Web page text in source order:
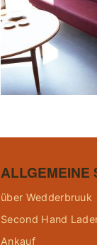
ALLGEMEINE
über Wedderbruuk
Second Hand
Ankauf